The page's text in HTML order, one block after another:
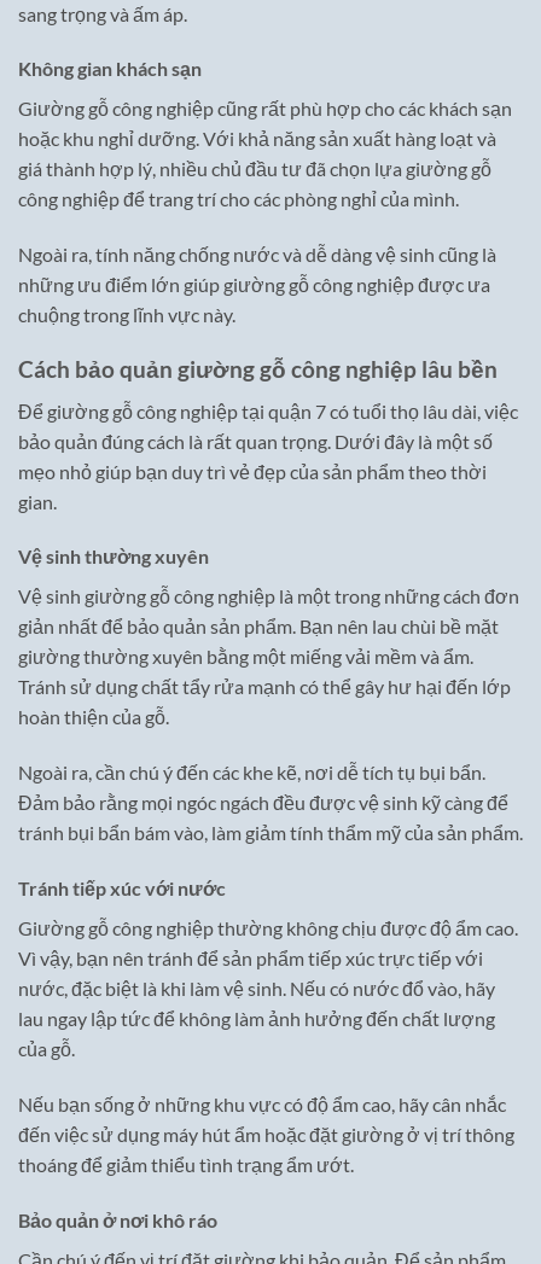
sang trọng và ấm áp.
Không gian khách sạn
Giường gỗ công nghiệp cũng rất phù hợp cho các khách sạn
hoặc khu nghỉ dưỡng. Với khả năng sản xuất hàng loạt và
giá thành hợp lý, nhiều chủ đầu tư đã chọn lựa giường gỗ
công nghiệp để trang trí cho các phòng nghỉ của mình.
Ngoài ra, tính năng chống nước và dễ dàng vệ sinh cũng là
những ưu điểm lớn giúp giường gỗ công nghiệp được ưa
chuộng trong lĩnh vực này.
Cách bảo quản giường gỗ công nghiệp lâu bền
Để giường gỗ công nghiệp tại quận 7 có tuổi thọ lâu dài, việc
bảo quản đúng cách là rất quan trọng. Dưới đây là một số
mẹo nhỏ giúp bạn duy trì vẻ đẹp của sản phẩm theo thời
gian.
Vệ sinh thường xuyên
Vệ sinh giường gỗ công nghiệp là một trong những cách đơn
giản nhất để bảo quản sản phẩm. Bạn nên lau chùi bề mặt
giường thường xuyên bằng một miếng vải mềm và ẩm.
Tránh sử dụng chất tẩy rửa mạnh có thể gây hư hại đến lớp
hoàn thiện của gỗ.
Ngoài ra, cần chú ý đến các khe kẽ, nơi dễ tích tụ bụi bẩn.
Đảm bảo rằng mọi ngóc ngách đều được vệ sinh kỹ càng để
tránh bụi bẩn bám vào, làm giảm tính thẩm mỹ của sản phẩm.
Tránh tiếp xúc với nước
Giường gỗ công nghiệp thường không chịu được độ ẩm cao.
Vì vậy, bạn nên tránh để sản phẩm tiếp xúc trực tiếp với
nước, đặc biệt là khi làm vệ sinh. Nếu có nước đổ vào, hãy
lau ngay lập tức để không làm ảnh hưởng đến chất lượng
của gỗ.
Nếu bạn sống ở những khu vực có độ ẩm cao, hãy cân nhắc
đến việc sử dụng máy hút ẩm hoặc đặt giường ở vị trí thông
thoáng để giảm thiểu tình trạng ẩm ướt.
Bảo quản ở nơi khô ráo
Cần chú ý đến vị trí đặt giường khi bảo quản. Để sản phẩm